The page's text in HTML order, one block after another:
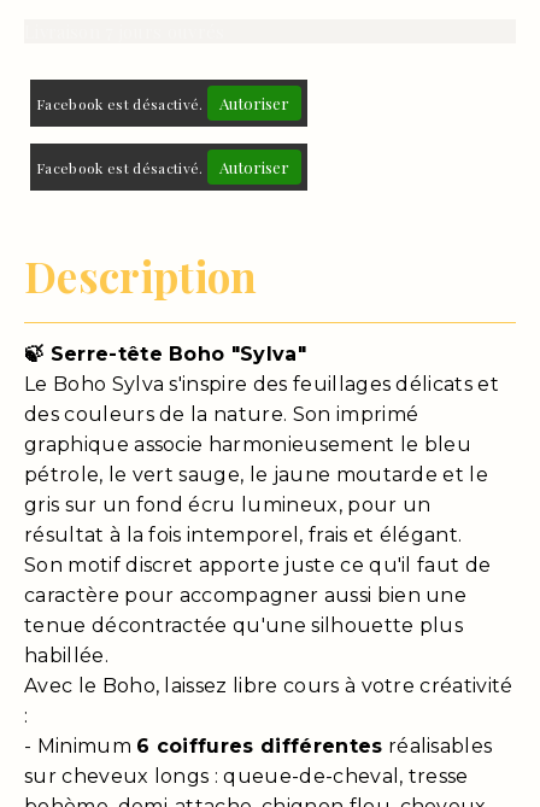
Facebook est désactivé. Autoriser
Facebook est désactivé. Autoriser
Description
🍃 Serre-tête Boho "Sylva"
Le Boho Sylva s'inspire des feuillages délicats et
des couleurs de la nature. Son imprimé
graphique associe harmonieusement le bleu
pétrole, le vert sauge, le jaune moutarde et le
gris sur un fond écru lumineux, pour un
résultat à la fois intemporel, frais et élégant.
Son motif discret apporte juste ce qu'il faut de
caractère pour accompagner aussi bien une
tenue décontractée qu'une silhouette plus
habillée.
Avec le Boho, laissez libre cours à votre créativité
:
- Minimum 6 coiffures différentes réalisables
sur cheveux longs : queue-de-cheval, tresse